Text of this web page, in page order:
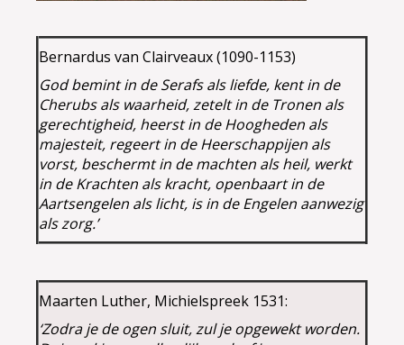
Bernardus van Clairveaux (1090-1153)
God bemint in de Serafs als liefde, kent in de
Cherubs als waarheid, zetelt in de Tronen als
gerechtigheid, heerst in de Hoogheden als
majesteit, regeert in de Heerschappijen als
vorst, beschermt in de machten als heil, werkt
in de Krachten als kracht, openbaart in de
Aartsengelen als licht, is in de Engelen aanwezig
als zorg.’
Maarten Luther, Michielspreek 1531:
‘Zodra je de ogen sluit, zul je opgewekt worden.